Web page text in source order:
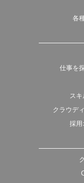
各
仕事を
ス
クラウデ
採用